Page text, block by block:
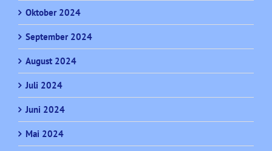
Oktober 2024
September 2024
August 2024
Juli 2024
Juni 2024
Mai 2024